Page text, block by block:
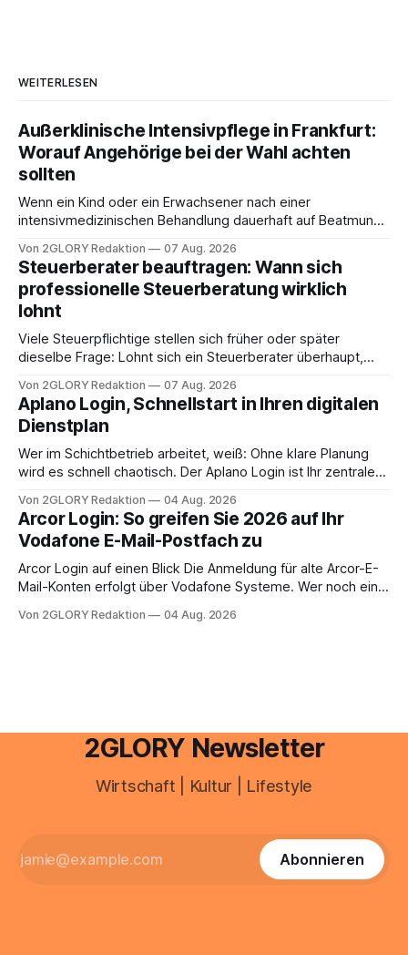
WEITERLESEN
Außerklinische Intensivpflege in Frankfurt:
Worauf Angehörige bei der Wahl achten
sollten
Wenn ein Kind oder ein Erwachsener nach einer
intensivmedizinischen Behandlung dauerhaft auf Beatmung
angewiesen ist, stellt sich für Familien eine schwierige
Frage: Muss die Versorgung dauerhaft in der Klinik bleiben –
oder ist ein Leben zu Hause möglich? Die außerklinische
Intensivpflege bietet genau diese Alternative: Sie
Von 2GLORY Redaktion 07 Aug. 2026
Steuerberater beauftragen: Wann sich
professionelle Steuerberatung wirklich
lohnt
Viele Steuerpflichtige stellen sich früher oder später
dieselbe Frage: Lohnt sich ein Steuerberater überhaupt,
erledigen? Die kurze Antwort: Bei einfachen
Einkommensverhältnissen reicht häufig eine Steuersoftware
aus – sobald jedoch mehrere Einkunftsarten
zusammentreffen oder größere finanzielle Veränderungen
anstehen, zahlt sich professionelle Unterstützung meist
Von 2GLORY Redaktion 07 Aug. 2026
Aplano Login, Schnellstart in Ihren digitalen
Dienstplan
Wer im Schichtbetrieb arbeitet, weiß: Ohne klare Planung
wird es schnell chaotisch. Der Aplano Login ist Ihr zentraler
abwesenheiten und die gesamte kommunikation rund um
Ihr personal digital zu organisieren. In diesem Leitfaden
erfahren Sie alles, was Sie für einen reibungslosen Einstieg
brauchen, von der Registrierung
Von 2GLORY Redaktion 04 Aug. 2026
Arcor Login: So greifen Sie 2026 auf Ihr
Vodafone E-Mail-Postfach zu
Arcor Login auf einen Blick Die Anmeldung für alte Arcor-E-
Mail-Konten erfolgt über Vodafone Systeme. Wer noch eine
besitzt, loggt sich heute über das Vodafone E-Mail & Cloud
Von 2GLORY Redaktion 04 Aug. 2026
2GLORY Newsletter
Wirtschaft | Kultur | Lifestyle
Abonnieren